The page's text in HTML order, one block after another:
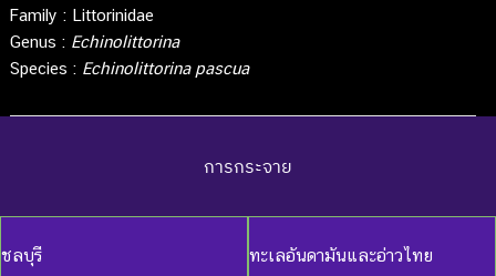
Family :Littorinidae
Genus : Echinolittorina
Species : Echinolittorina pascua
การกระจาย
ชลบุรี ทะเลอันดามันและอ่าวไทย